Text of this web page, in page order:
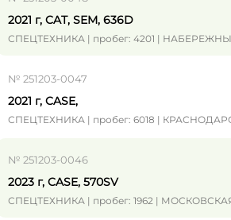
2021 г, CAT, SEM, 636D
СПЕЦТЕХНИКА | пробег: 4201 |
№ 251203-0047
2021 г, CASE,
СПЕЦТЕХНИКА | пробег: 6018 |
№ 251203-0046
2023 г, CASE, 570SV
СПЕЦТЕХНИКА | пробег: 1962 |